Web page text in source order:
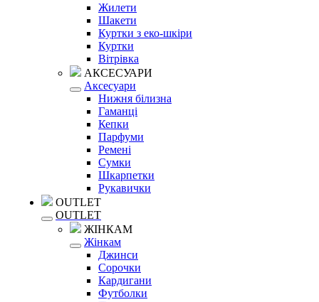
Жилети
Шакети
Куртки з еко-шкіри
Куртки
Вітрівка
АКСЕСУАРИ
Аксесуари
Нижня білизна
Гаманці
Кепки
Парфуми
Ремені
Сумки
Шкарпетки
Рукавички
OUTLET
OUTLET
ЖІНКАМ
Жінкам
Джинси
Сорочки
Кардигани
Футболки